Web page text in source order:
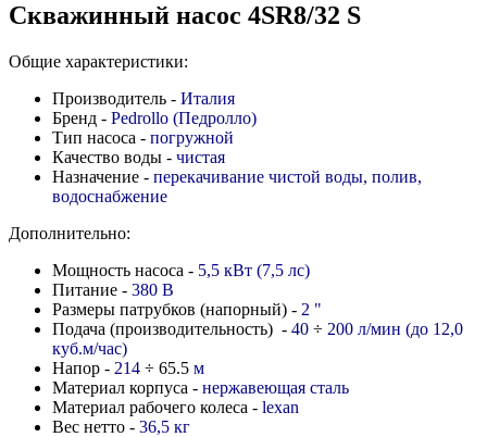
Скважинный насос 4SR8/32 S
Общие характеристики:
Производитель - Италия
Бренд - Pedrollo (Педролло)
Тип насоса - погружной
Качество воды - чистая
Назначение - перекачивание чистой воды, полив,
водоснабжение
Дополнительно:
Мощность насоса - 5,5 кВт (7,5 лс)
Питание - 380 В
Размеры патрубков (напорный) - 2 "
Подача (производительность) - 40 ÷ 200 л/мин (до 12,0
куб.м/час)
Напор - 214 ÷ 65.5 м
Материал корпуса - нержавеющая сталь
Материал рабочего колеса - lexan
Вес нетто - 36,5 кг